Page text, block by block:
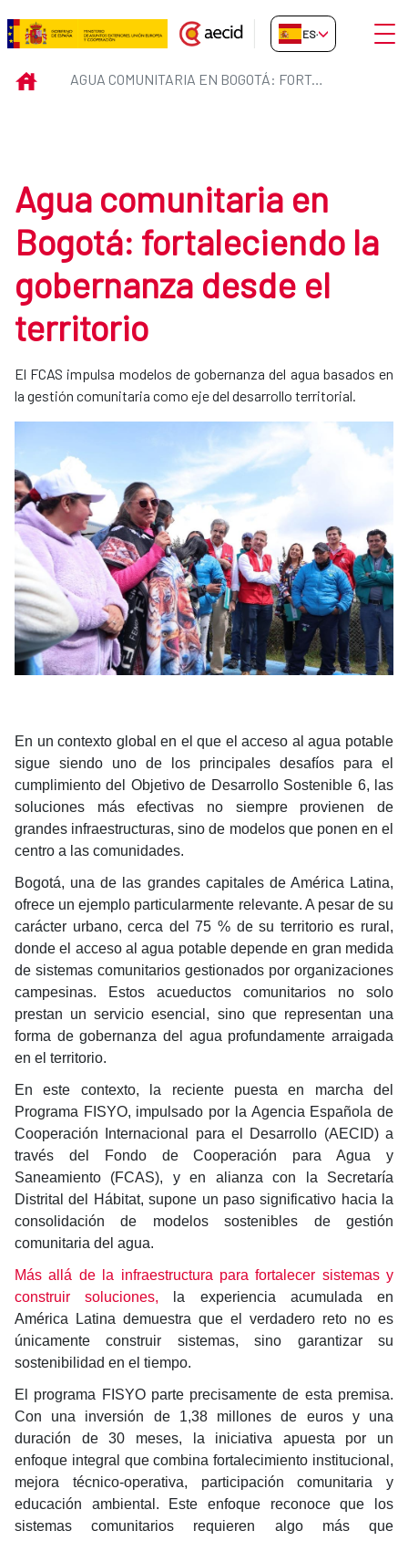
Saltar al contenido principal
Agua comunitaria en Bogotá:
ES-ES Abrir
INICIO AGUA COMUNITARIA EN BOGOTÁ: FORTALECIENDO LA GOBERNANZA DESDE EL TERRITORIO
Agua comunitaria en
Bogotá: fortaleciendo la
gobernanza desde el
territorio
El FCAS impulsa modelos de gobernanza del agua basados en
la gestión comunitaria como eje del desarrollo territorial.
En un contexto global en el que el acceso al agua potable
sigue siendo uno de los principales desafíos para el
cumplimiento del Objetivo de Desarrollo Sostenible 6, las
soluciones más efectivas no siempre provienen de
grandes infraestructuras, sino de modelos que ponen en el
centro a las comunidades.
Bogotá, una de las grandes capitales de América Latina,
ofrece un ejemplo particularmente relevante. A pesar de su
carácter urbano, cerca del 75 % de su territorio es rural,
donde el acceso al agua potable depende en gran medida
de sistemas comunitarios gestionados por organizaciones
campesinas. Estos acueductos comunitarios no solo
prestan un servicio esencial, sino que representan una
forma de gobernanza del agua profundamente arraigada
en el territorio.
En este contexto, la reciente puesta en marcha del
Programa FISYO, impulsado por la Agencia Española de
Cooperación Internacional para el Desarrollo (AECID) a
través del Fondo de Cooperación para Agua y
Saneamiento (FCAS), y en alianza con la Secretaría
Distrital del Hábitat, supone un paso significativo hacia la
consolidación de modelos sostenibles de gestión
comunitaria del agua.
Más allá de la infraestructura para fortalecer sistemas y
construir soluciones,
la experiencia acumulada en
América Latina demuestra que el verdadero reto no es
únicamente construir sistemas, sino garantizar su
sostenibilidad en el tiempo.
El programa FISYO parte precisamente de esta premisa.
Con una inversión de 1,38 millones de euros y una
duración de 30 meses, la iniciativa apuesta por un
enfoque integral que combina fortalecimiento institucional,
mejora técnico-operativa, participación comunitaria y
educación ambiental. Este enfoque reconoce que los
sistemas comunitarios requieren algo más que